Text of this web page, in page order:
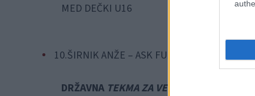
MED DEČKI U16
10.ŠIRNIK ANŽE – ASK FUŽINAR
DRŽAVNATEKMA ZA VELIKO NAGRADO